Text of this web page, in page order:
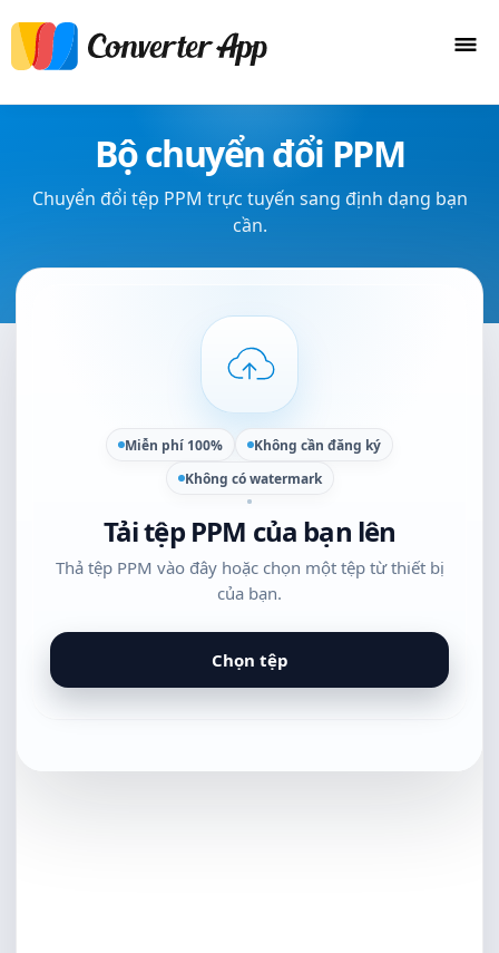
Bộ chuyển đổi PPM
Chuyển đổi tệp PPM trực tuyến sang định dạng bạn
cần.
Miễn phí 100%
Không cần đăng ký
Không có watermark
Tải tệp PPM của bạn lên
Thả tệp PPM vào đây hoặc chọn một tệp từ thiết bị
của bạn.
Chọn tệp